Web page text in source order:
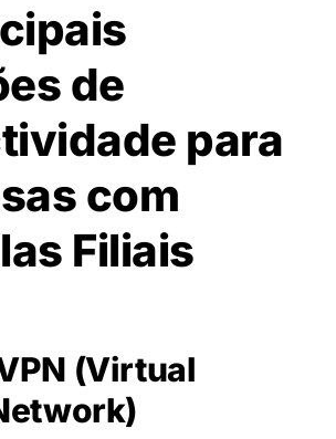
de
para
com
Filiais
(Virtual